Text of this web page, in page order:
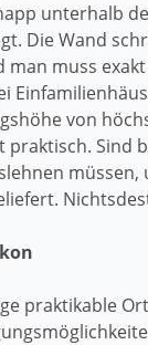
unterhalb
Die Wand
muss
von
Sind
müssen,
praktikable